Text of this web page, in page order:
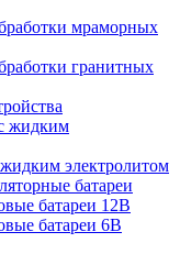
мраморных
гранитных
жидким
электролитом
батареи
батареи 12В
батареи 6В